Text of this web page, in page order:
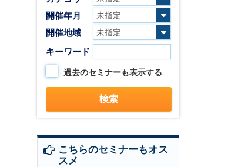
開催年月
開催地域
キーワード
過去のセミナーも表示する
こちらのセミナーもオス
スメ